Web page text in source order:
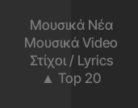
Μουσικά Νέα
Μουσικά Video
Στίχοι / Lyrics
▲ Top 20